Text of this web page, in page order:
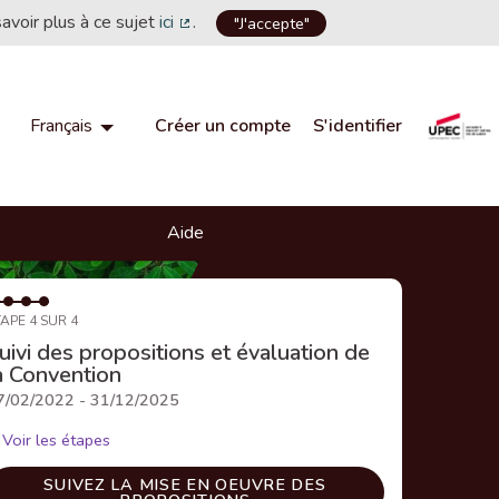
plus à ce sujetici
(Lien externe)
. "J'accepte"
Français Choisir la langueChoose language
Créer un compte S'identifier
Aide
4 SUR 4
des propositions et évaluation de
Convention
02/2022 - 31/12/2025
Voir les étapes
SUIVEZ LA MISE EN OEUVRE DES